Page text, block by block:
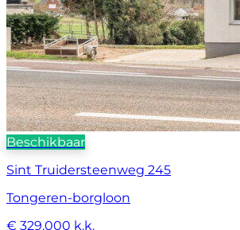
Beschikbaar
Sint Truidersteenweg 245
Tongeren-borgloon
€ 329.000 k.k.